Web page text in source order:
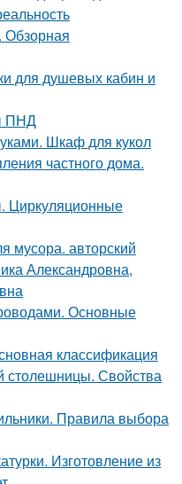
Обзорная
для душевых кабин и
ПНД
Шкаф для кукол
частного дома.
Циркуляционные
мусора. авторский
Александровна,
Основные
классификация
столешницы. Свойства
Правила выбора
Изготовление из